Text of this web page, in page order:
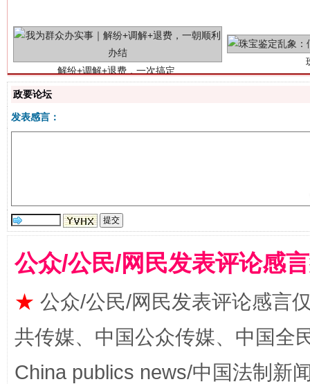
漫山遍野的桃花与雪山、麦地、白藏房 除
政要论坛
发表感言：
公众/公民/网民发表评论感
★ 公众/公民/网民发表评论感言
共传媒、中国公众传媒、中国全
China publics news/中国法制新